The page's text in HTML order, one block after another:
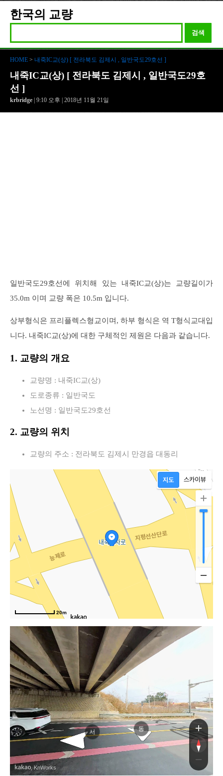
한국의 교량
검색
HOME > 내죽IC교(상) [ 전라북도 김제시 , 일반국도29호선 ]
내죽IC교(상) [ 전라북도 김제시 , 일반국도29호
선 ]
krbridge | 9:10 오후 | 2018년 11월 21일
일반국도29호선에 위치해 있는 내죽IC교(상)는 교량길이가
35.0m 이며 교량 폭은 10.5m 입니다.
상부형식은 프리플렉스형교이며, 하부 형식은 역 T형식교대입
니다. 내죽IC교(상)에 대한 구체적인 제원은 다음과 같습니다.
1. 교량의 개요
교량명 : 내죽IC교(상)
도로종류 : 일반국도
노선명 : 일반국도29호선
2. 교량의 위치
교량의 주소 : 전라북도 김제시 만경읍 대동리
20m
로
평선산단로
서 동
, KnWorks